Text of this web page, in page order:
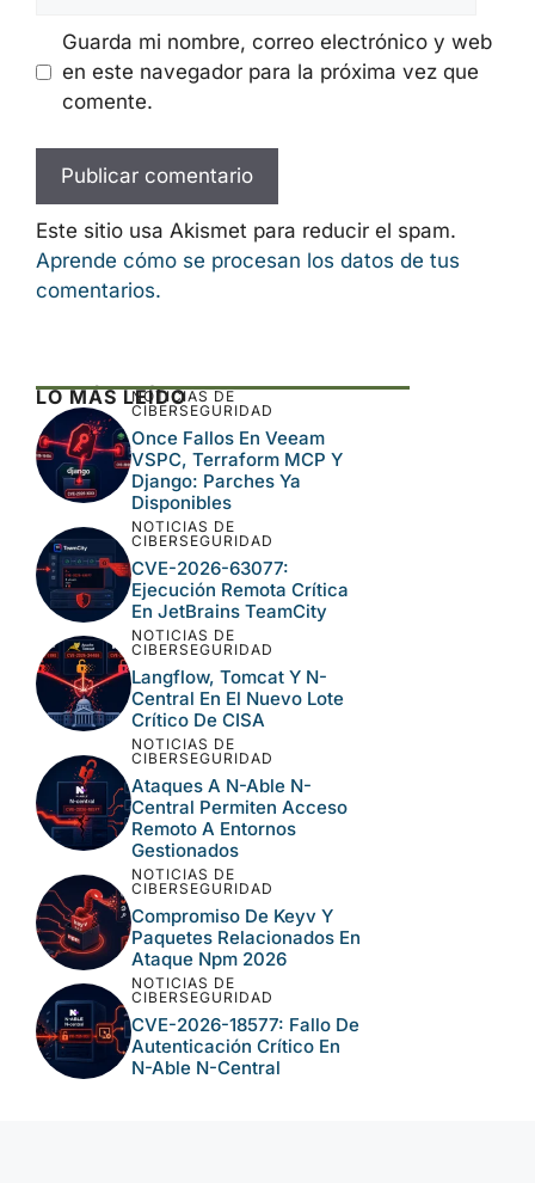
Guarda mi nombre, correo electrónico y web
en este navegador para la próxima vez que
comente.
Este sitio usa Akismet para reducir el spam.
Aprende cómo se procesan los datos de tus
comentarios.
LO MÁS LEÍDO
NOTICIAS DE
CIBERSEGURIDAD
Once Fallos En Veeam
VSPC, Terraform MCP Y
Django: Parches Ya
Disponibles
NOTICIAS DE
CIBERSEGURIDAD
CVE-2026-63077:
Ejecución Remota Crítica
En JetBrains TeamCity
NOTICIAS DE
CIBERSEGURIDAD
Langflow, Tomcat Y N-
Central En El Nuevo Lote
Crítico De CISA
NOTICIAS DE
CIBERSEGURIDAD
Ataques A N-Able N-
Central Permiten Acceso
Remoto A Entornos
Gestionados
NOTICIAS DE
CIBERSEGURIDAD
Compromiso De Keyv Y
Paquetes Relacionados En
Ataque Npm 2026
NOTICIAS DE
CIBERSEGURIDAD
CVE-2026-18577: Fallo De
Autenticación Crítico En
N-Able N-Central